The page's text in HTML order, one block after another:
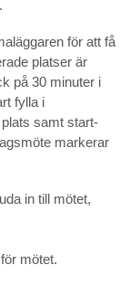
för att få
platser är
på 30 minuter i
fylla i
samt start-
markerar
in till mötet,
mötet.